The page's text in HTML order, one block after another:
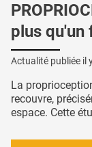
plus qu'un
Actualité publiée il
La
recouvre,
espace. Cette